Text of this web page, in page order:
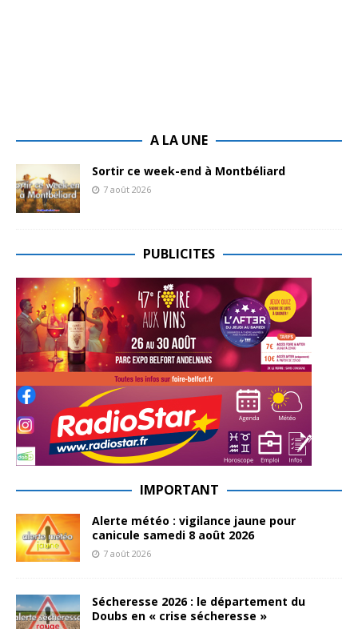
A LA UNE
Sortir ce week-end à Montbéliard
7 août 2026
PUBLICITES
IMPORTANT
Alerte météo : vigilance jaune pour
canicule samedi 8 août 2026
7 août 2026
Sécheresse 2026 : le département du
Doubs en « crise sécheresse »